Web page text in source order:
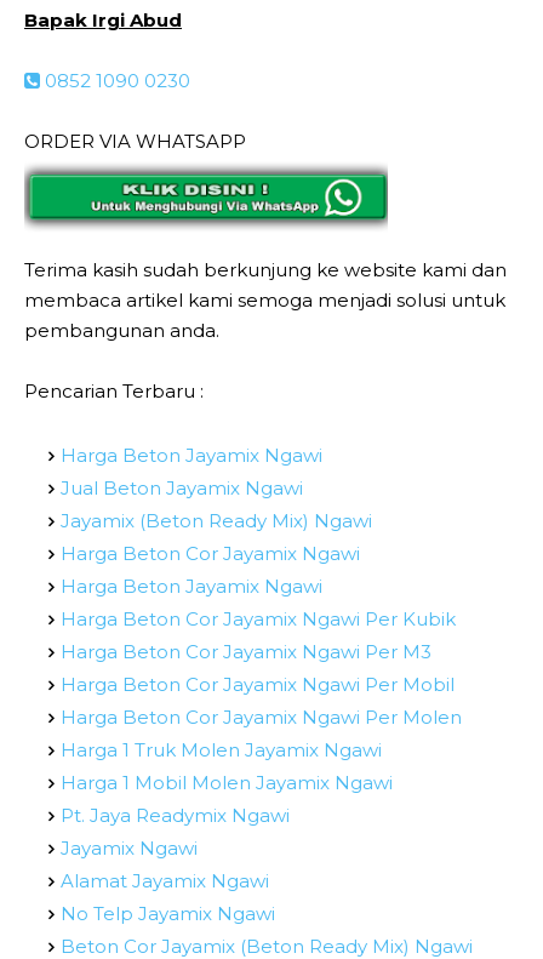
Bapak Irgi Abud
0852 1090 0230
ORDER VIA WHATSAPP
Terima kasih sudah berkunjung ke website kami dan
membaca artikel kami semoga menjadi solusi untuk
pembangunan anda.
Pencarian Terbaru :
Harga Beton Jayamix Ngawi
Jual Beton Jayamix Ngawi
Jayamix (Beton Ready Mix) Ngawi
Harga Beton Cor Jayamix Ngawi
Harga Beton Jayamix Ngawi
Harga Beton Cor Jayamix Ngawi Per Kubik
Harga Beton Cor Jayamix Ngawi Per M3
Harga Beton Cor Jayamix Ngawi Per Mobil
Harga Beton Cor Jayamix Ngawi Per Molen
Harga 1 Truk Molen Jayamix Ngawi
Harga 1 Mobil Molen Jayamix Ngawi
Pt. Jaya Readymix Ngawi
Jayamix Ngawi
Alamat Jayamix Ngawi
No Telp Jayamix Ngawi
Beton Cor Jayamix (Beton Ready Mix) Ngawi